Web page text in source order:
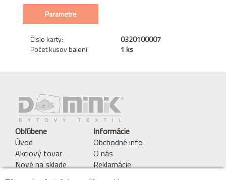
Parametre
Číslo karty:
0320100007
Počet kusov balení
1 ks
Obľúbene
Úvod
Akciový tovar
Nové na sklade
Informácie
Obchodné info
O nás
Reklamácie